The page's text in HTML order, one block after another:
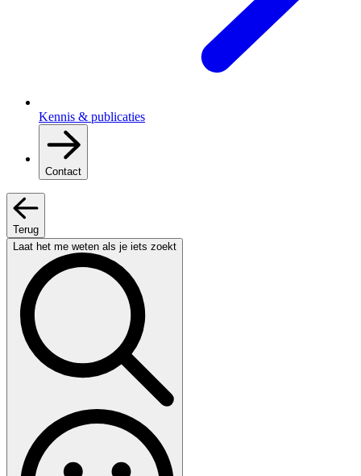
Kennis & publicaties
Contact
Terug
Laat het me weten als je iets zoekt